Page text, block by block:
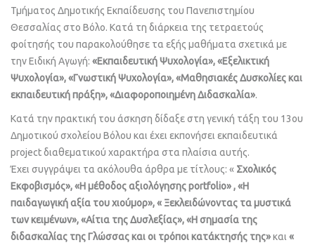
Τμήματος Δημοτικής Εκπαίδευσης του Πανεπιστημίου
Θεσσαλίας στο Βόλο. Κατά τη διάρκεια της τετραετούς
φοίτησής του παρακολούθησε τα εξής μαθήματα σχετικά με
την Ειδική Αγωγή: «Εκπαιδευτική Ψυχολογία», «Εξελικτική
Ψυχολογία», «Γνωστική Ψυχολογία», «Μαθησιακές Δυσκολίες και
εκπαιδευτική πράξη», «Διαφοροποιημένη Διδασκαλία».
Κατά την πρακτική του άσκηση δίδαξε στη γενική τάξη του 13ου
Δημοτικού σχολείου Βόλου και έχει εκπονήσει εκπαιδευτικά
project διαθεματικού χαρακτήρα στα πλαίσια αυτής.
Έχει συγγράψει τα ακόλουθα άρθρα με τίτλους: « Σχολικός
Εκφοβισμός», «Η μέθοδος αξιολόγησης portfolio» , «Η
παιδαγωγική αξία του χιούμορ», « Ξεκλειδώνοντας τα μυστικά
των κειμένων», «Αίτια της Δυσλεξίας», «Η σημασία της
διδασκαλίας της Γλώσσας και οι τρόποι κατάκτησής της»και «